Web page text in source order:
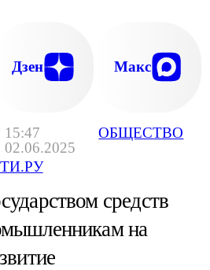
15:47
02.06.2025
ОБЩЕСТВО
Дзен Макс
средств
на